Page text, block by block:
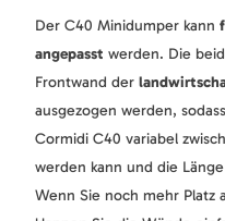
Der C40 Minidumper kann
angepasst werden. Die
Frontwand der
ausgezogen werden,
Cormidi C40 variabel
werden kann und die
Wenn Sie noch mehr Platz